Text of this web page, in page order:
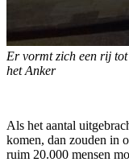
Er vormt zich een rij
het Anker
Als het aantal
komen, dan zouden in
ruim 20.000 mensen